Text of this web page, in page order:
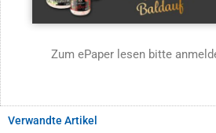
Zum ePaper lesen bitte
Verwandte Artikel